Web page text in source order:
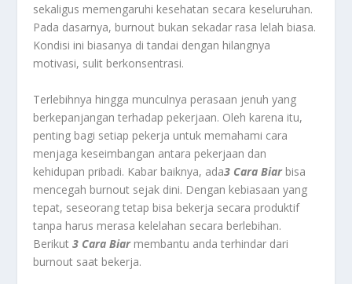
sekaligus memengaruhi kesehatan secara keseluruhan.
Pada dasarnya, burnout bukan sekadar rasa lelah biasa.
Kondisi ini biasanya di tandai dengan hilangnya
motivasi, sulit berkonsentrasi.
Terlebihnya hingga munculnya perasaan jenuh yang
berkepanjangan terhadap pekerjaan. Oleh karena itu,
penting bagi setiap pekerja untuk memahami cara
menjaga keseimbangan antara pekerjaan dan
kehidupan pribadi. Kabar baiknya, ada3 Cara Biarbisa
mencegah burnout sejak dini. Dengan kebiasaan yang
tepat, seseorang tetap bisa bekerja secara produktif
tanpa harus merasa kelelahan secara berlebihan.
Berikut3 Cara Biarmembantu anda terhindar dari
burnout saat bekerja.